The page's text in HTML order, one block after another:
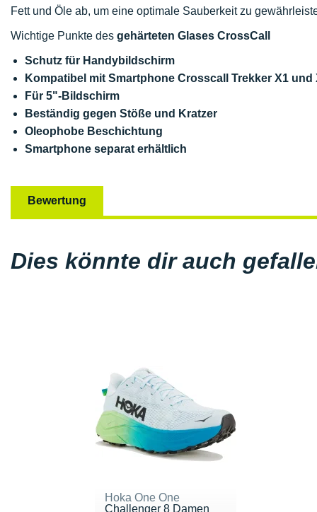
Fett und Öle ab, um eine optimale Sauberkeit zu
Wichtige Punkte des gehärteten Glases CrossCall
Schutz für Handybildschirm
Kompatibel mit Smartphone Crosscall Trekker X1 und
Für 5"-Bildschirm
Beständig gegen Stöße und Kratzer
Oleophobe Beschichtung
Smartphone separat erhältlich
Bewertung
Dies könnte dir auch
Hoka One One
Challenger 8 Damen